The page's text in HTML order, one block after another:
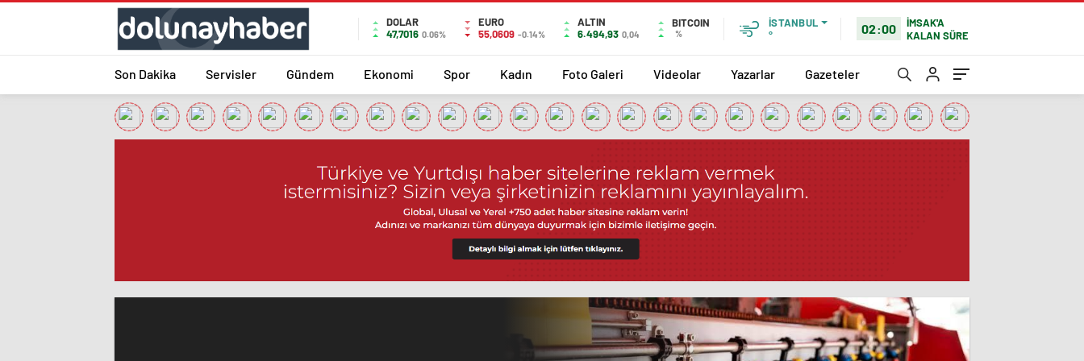
DOLAR
47,7016 0.06%
EURO
55,0609 -0.14%
ALTIN
6.494,93 0,04
BITCOIN
%
İSTANBUL
°
02:00
İMSAK'A
KALAN SÜRE
Son Dakika Servisler Gündem Ekonomi Spor Kadın Foto Galeri Videolar Yazarlar Gazeteler